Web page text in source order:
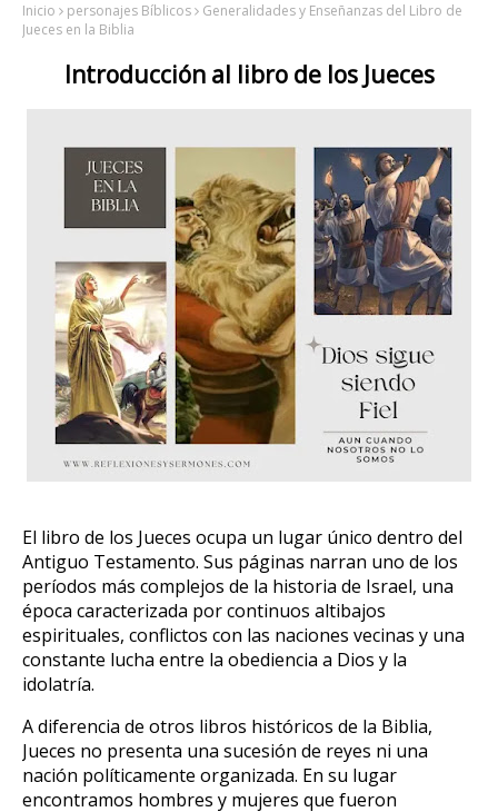
Inicio personajes Bíblicos
Generalidades y Enseñanzas del Libro de
Jueces en la Biblia
Introducción al libro de los Jueces
El libro de los Jueces ocupa un lugar único dentro del
Antiguo Testamento. Sus páginas narran uno de los
períodos más complejos de la historia de Israel, una
época caracterizada por continuos altibajos
espirituales, conflictos con las naciones vecinas y una
constante lucha entre la obediencia a Dios y la
idolatría.
A diferencia de otros libros históricos de la Biblia,
Jueces no presenta una sucesión de reyes ni una
nación políticamente organizada. En su lugar
encontramos hombres y mujeres que fueron